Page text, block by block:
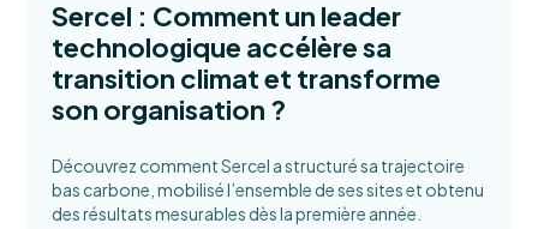
Sercel : Comment un leader
technologique accélère sa
transition climat et transforme
son organisation ?
Découvrez comment Sercel a structuré sa trajectoire
bas carbone, mobilisé l’ensemble de ses sites et obtenu
des résultats mesurables dès la première année.